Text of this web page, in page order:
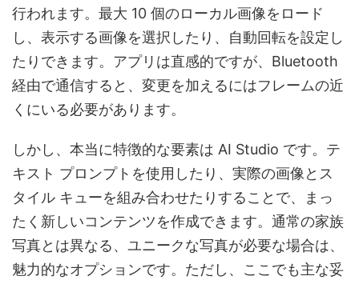
行われます。最大 10 個のローカル画像をロード
し、表示する画像を選択したり、自動回転を設定し
たりできます。アプリは直感的ですが、Bluetooth
経由で通信すると、変更を加えるにはフレームの近
くにいる必要があります。
しかし、本当に特徴的な要素は AI Studio です。テ
キスト プロンプトを使用したり、実際の画像とス
タイル キューを組み合わせたりすることで、まっ
たく新しいコンテンツを作成できます。通常の家族
写真とは異なる、ユニークな写真が必要な場合は、
魅力的なオプションです。ただし、ここでも主な妥